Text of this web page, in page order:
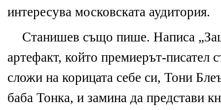
интересува московската аудитория.
Станишев също пише. Написа „За
артефакт, който премиерът-писател
сложи на корицата себе си, Тони Бле
баба Тонка, и замина да представи